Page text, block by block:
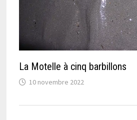
La Motelle à cinq barbillons
10 novembre 2022